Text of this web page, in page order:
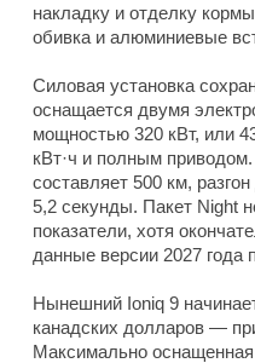
накладку и отделку
обивка и алюминиевые
Силовая установка
оснащается двумя
мощностью 320 кВт, или
кВт·ч и полным
составляет 500 км,
5,2 секунды. Пакет Night
показатели, хотя
данные версии 2027 года
Нынешний Ioniq 9
канадских долларов —
Максимально